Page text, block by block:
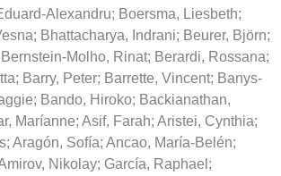
Alexandru; Boersma, Liesbeth;
; Bhattacharya, Indrani; Beurer, Björn;
Bernstein-Molho, Rinat; Berardi, Rossana;
; Barry, Peter; Barrette, Vincent; Banys-
; Bando, Hiroko; Backianathan,
Maríanne; Asif, Farah; Aristei, Cynthia;
; Aragón, Sofía; Ancao, María-Belén;
Nikolay; García, Raphael ;